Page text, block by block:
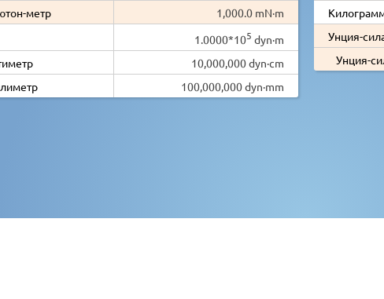
метр
1,000.0 mN·m
1.0000*105 dyn·m
10,000,000 dyn·cm
100,000,000 dyn·mm
Унция-
Унция-